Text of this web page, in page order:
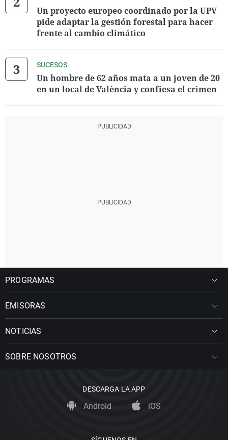
Un proyecto europeo coordinado por la UPV
pide adaptar la gestión forestal para hacer
frente al cambio climático
SUCESOS
Un hombre de 62 años mata a un joven de 20
en un local de València y confiesa el crimen
PROGRAMAS
EMISORAS
NOTICIAS
SOBRE NOSOTROS
DESCARGA LA APP
Android iOS